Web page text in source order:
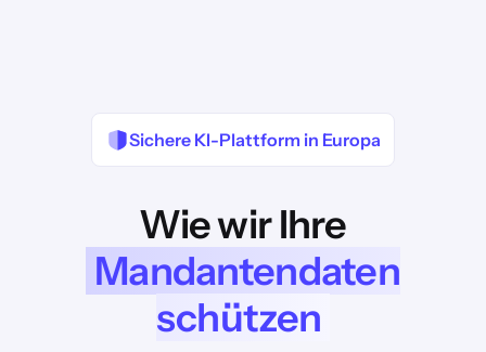
Sichere KI-Plattform in Europa
Wie wir Ihre
Mandantendaten
schützen